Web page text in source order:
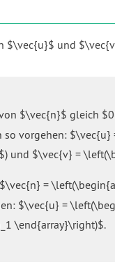
$\vec{u}$ und
$\vec{n}$ gleich
so vorgehen:
und $\vec{v} =
=
$\vec{u} =
\end{array}\right)$.